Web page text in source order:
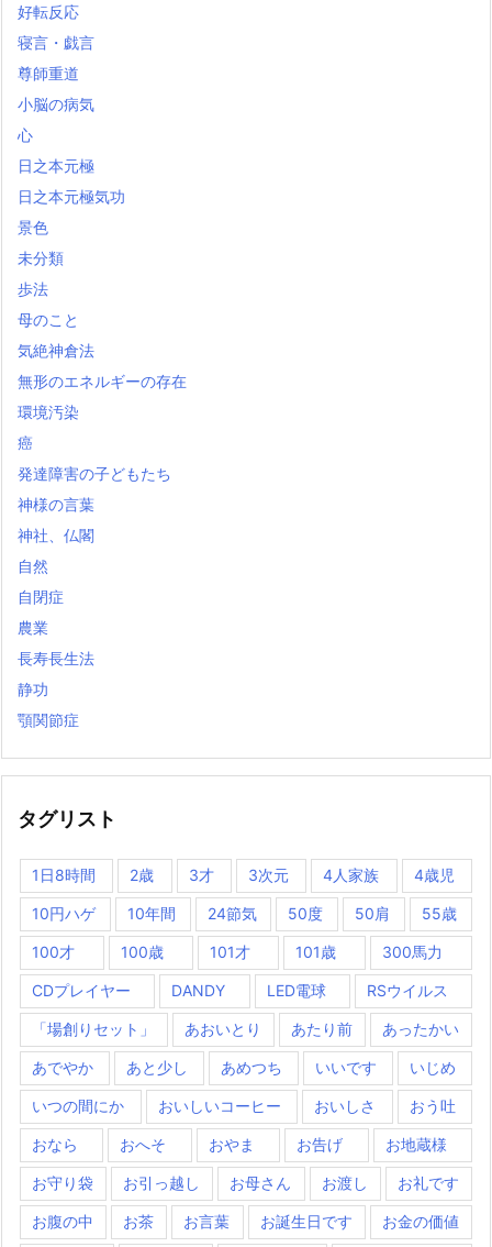
好転反応
寝言・戯言
尊師重道
小脳の病気
心
日之本元極
日之本元極気功
景色
未分類
歩法
母のこと
気絶神倉法
無形のエネルギーの存在
環境汚染
癌
発達障害の子どもたち
神様の言葉
神社、仏閣
自然
自閉症
農業
長寿長生法
静功
顎関節症
タグリスト
1日8時間 2歳 3才 3次元 4人家族 4歳児
10円ハゲ 10年間 24節気 50度 50肩 55歳
100才 100歳 101才 101歳 300馬力
CDプレイヤー DANDY LED電球 RSウイルス
「場創りセット」 あおいとり あたり前 あったかい
あでやか あと少し あめつち いいです いじめ
いつの間にか おいしいコーヒー おいしさ おう吐
おなら おへそ おやま お告げ お地蔵様
お守り袋 お引っ越し お母さん お渡し お礼です
お腹の中 お茶 お言葉 お誕生日です お金の価値